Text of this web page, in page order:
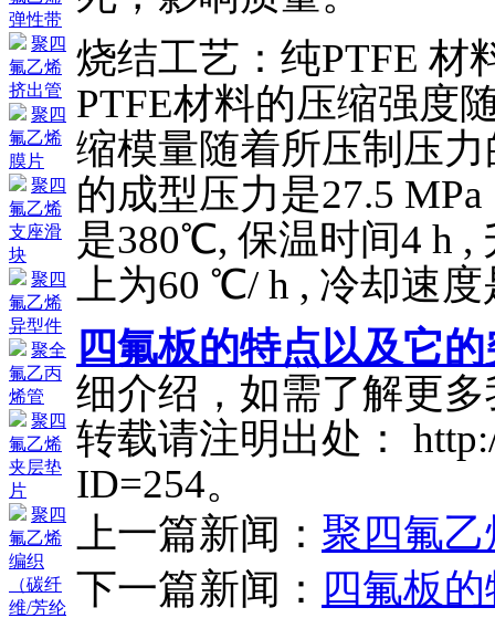
弹性带
聚四
氟乙烯
挤出管
聚四
氟乙烯
膜片
聚四
氟乙烯
支座滑
块
聚四
氟乙烯
异型件
聚全
氟乙丙
烯管
聚四
氟乙烯
夹层垫
片
聚四
氟乙烯
编织
（碳纤
维/芳纶
烧结工艺：纯PTFE 材
PTFE材料的压缩强度
缩模量随着所压制压
的成型压力是27.5
是380℃, 保温时间4 h
上为60 ℃/ h , 冷却速
四氟板的特点以及它
细介绍，如需了解更
转载请注明出处：
ID=254。
上一篇新闻： 聚四氟
下一篇新闻： 四氟板